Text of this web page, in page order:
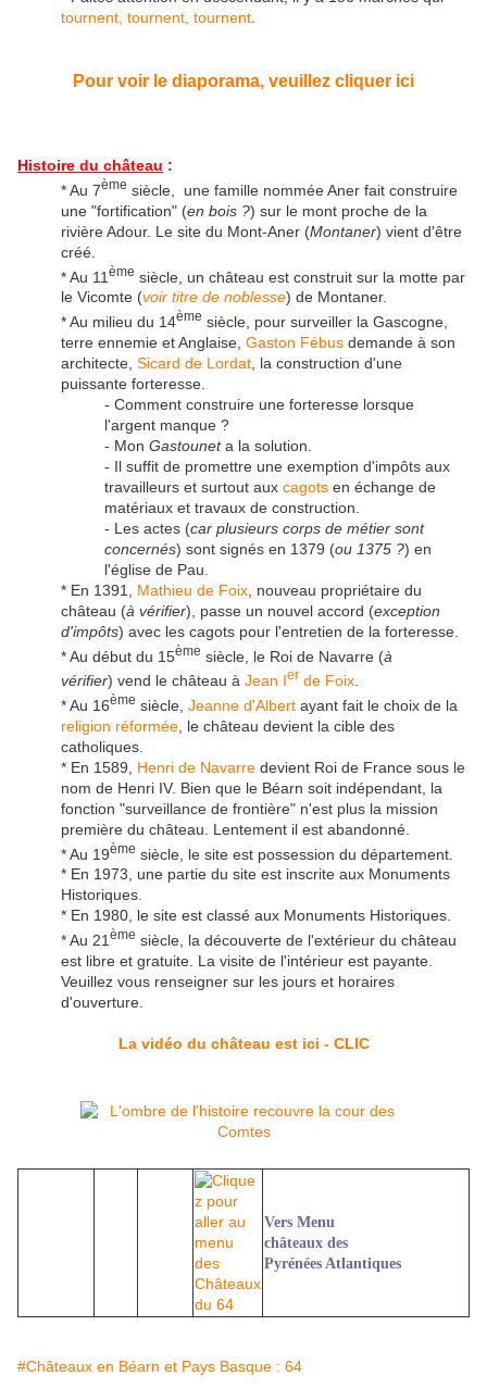
tournent, tournent, tournent
Pour voir le diaporama, veuillez cliquer ici
Histoire du château :
* Au 7ème siècle, une famille nommée Aner fait construire
une "fortification" (en bois ?) sur le mont proche de la
rivière Adour. Le site du Mont-Aner (Montaner) vient d'être
créé.
* Au 11 ème siècle, un château est construit sur la motte par
le Vicomte (voir titre de noblesse) de Montaner.
* Au milieu du 14ème siècle, pour surveiller la Gascogne,
terre ennemie et Anglaise, Gaston Fébus demande à son
architecte, Sicard de Lordat , la construction d'une
puissante forteresse.
- Comment construire une forteresse lorsque
l'argent manque ?
- Mon Gastouneta la solution.
- Il suffit de promettre une exemption d'impôts aux
travailleurs et surtout aux cagots en échange de
matériaux et travaux de construction.
- Les actes (car plusieurs corps de métier sont
concernés) sont signés en 1379 (ou 1375 ?) en
l'église de Pau.
* En 1391, Mathieu de Foix , nouveau propriétaire du
château (à vérifier), passe un nouvel accord (exception
d'impôts) avec les cagots pour l'entretien de la forteresse.
* Au début du 15ème siècle, le Roi de Navarre (à
vérifier) vend le château à Jean Ier de Foix
* Au 16ème siècle, Jeanne d'Albert ayant fait le choix de la
religion réformée , le château devient la cible des
catholiques.
* En 1589, Henri de Navarre devient Roi de France sous le
nom de Henri IV. Bien que le Béarn soit indépendant, la
fonction "surveillance de frontière" n'est plus la mission
première du château. Lentement il est abandonné.
* Au 19ème siècle, le site est possession du département.
* En 1973, une partie du site est inscrite aux Monuments
Historiques.
* En 1980, le site est classé aux Monuments Historiques.
* Au 21 ème siècle, la découverte de l'extérieur du château
est libre et gratuite. La visite de l'intérieur est payante.
Veuillez vous renseigner sur les jours et horaires
d'ouverture.
La vidéo du château est ici - CLIC
Vers Menu
châteaux des
Pyrénées Atlantiques
#Châteaux en Béarn et Pays Basque : 64